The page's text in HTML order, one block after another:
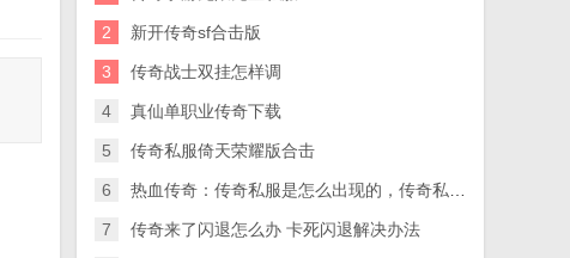
2 新开传奇sf合击版
3 传奇战士双挂怎样调
4 真仙单职业传奇下载
5 传奇私服倚天荣耀版合击
6 热血传奇：传奇私服是怎么出现的，传奇私服坐骑怎么骑为什么这么火
7 传奇来了闪退怎么办 卡死闪退解决办法